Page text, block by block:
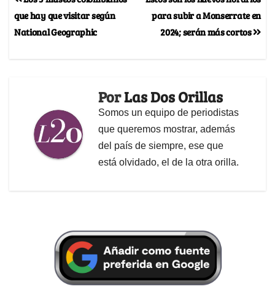
para subir a Monserrate en
2024; serán más cortos
que hay que visitar según
National Geographic
PorLas Dos Orillas
Somos un equipo de periodistas
que queremos mostrar, además
del país de siempre, ese que
está olvidado, el de la otra orilla.